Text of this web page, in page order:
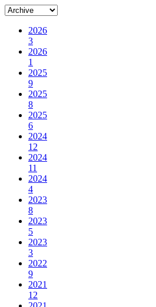
2026
3
2026
1
2025
9
2025
8
2025
6
2024
12
2024
11
2024
4
2023
8
2023
5
2023
3
2022
9
2021
12